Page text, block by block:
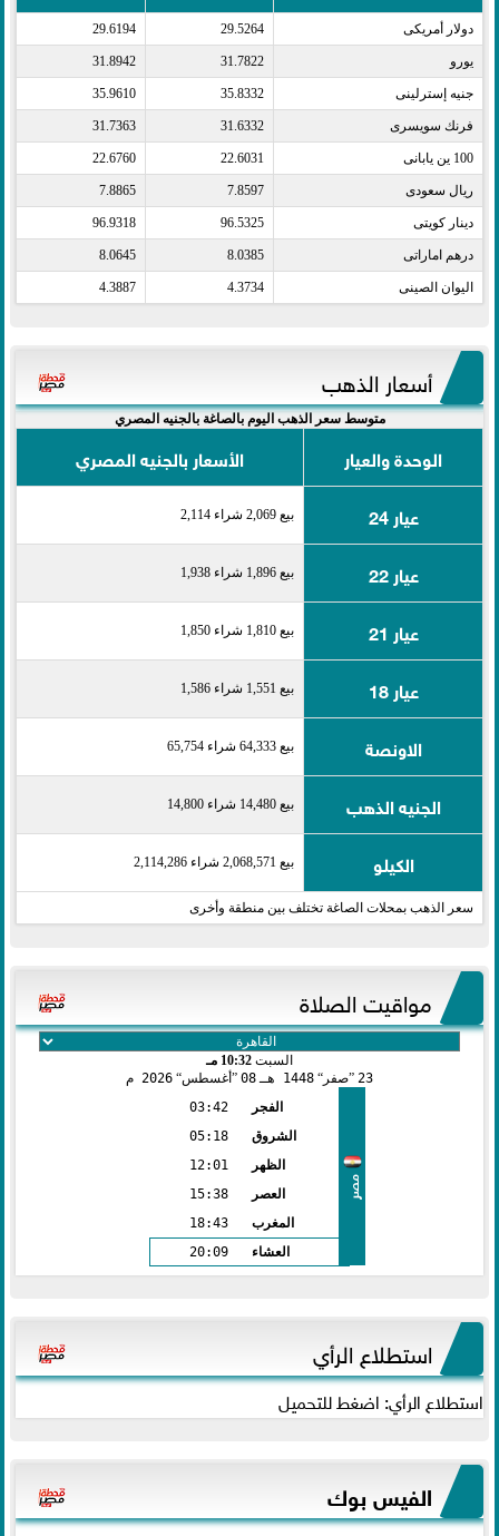
دولار أمريكى​ 29.5264
29.6194
يورو​ 31.7822
31.8942
جنيه إسترلينى​ 35.8332
35.9610
فرنك سويسرى​ 31.6332
31.7363
100 ين يابانى​ 22.6031
22.6760
ريال سعودى​ 7.8597
7.8865
دينار كويتى​ 96.5325
96.9318
درهم اماراتى​ 8.0385
8.0645
اليوان الصينى​ 4.3734
4.3887
أسعار الذهب
متوسط سعر الذهب اليوم بالصاغة بالجنيه المصري
الوحدة والعيار
الأسعار بالجنيه المصري
عيار 24
بيع 2,069 شراء 2,114
عيار 22 بيع 1,896 شراء 1,938
عيار 21 بيع 1,810 شراء 1,850
عيار 18 بيع 1,551 شراء 1,586
الاونصة بيع 64,333 شراء 65,754
الجنيه الذهب بيع 14,480 شراء 14,800
الكيلو بيع 2,068,571 شراء 2,114,286
سعر الذهب بمحلات الصاغة تختلف بين منطقة وأخرى
مواقيت الصلاة
السبت 10:32 مـ
23
صفر 1448 هـ 08 أغسطس 2026 م
مصر
الفجر
03:42
الشروق
05:18
الظهر
12:01
العصر
15:38
المغرب
18:43
العشاء
20:09
استطلاع الرأي
استطلاع الرأي: اضغط للتحميل
الفيس بوك